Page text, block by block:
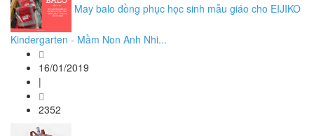
May balo đồng phục học sinh mẫu giáo cho EIJIKO
Kindergarten - Mầm Non Anh Nhi...
16/01/2019
|
2352